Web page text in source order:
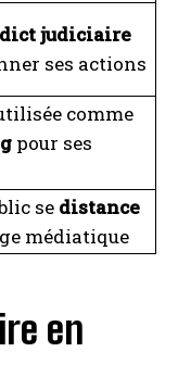
judiciaire
ses actions
comme
pour ses
se distance
médiatique
en